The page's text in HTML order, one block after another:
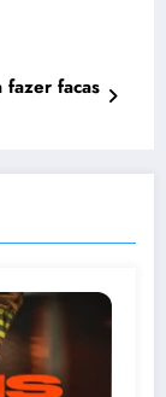
fazer facas